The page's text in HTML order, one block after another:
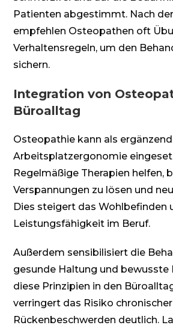
Patienten abgestimmt. Nach
empfehlen Osteopathen oft
Verhaltensregeln, um den
sichern.
Integration von
Büroalltag
Osteopathie kann als
Arbeitsplatzergonomie
Regelmäßige Therapien helfen,
Verspannungen zu lösen und
Dies steigert das Wohlbefinden
Leistungsfähigkeit im Beruf.
Außerdem sensibilisiert die
gesunde Haltung und bewusste
diese Prinzipien in den
verringert das Risiko chronischer
Rückenbeschwerden deutlich.